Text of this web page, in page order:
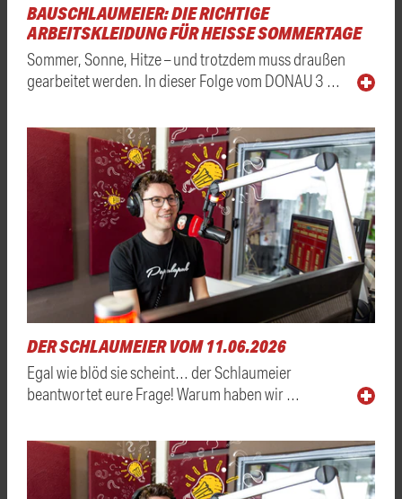
BAUSCHLAUMEIER: DIE RICHTIGE
ARBEITSKLEIDUNG FÜR HEISSE SOMMERTAGE
Sommer, Sonne, Hitze – und trotzdem muss draußen
gearbeitet werden. In dieser Folge vom DONAU 3 …
DER SCHLAUMEIER VOM 11.06.2026
Egal wie blöd sie scheint… der Schlaumeier
beantwortet eure Frage! Warum haben wir …